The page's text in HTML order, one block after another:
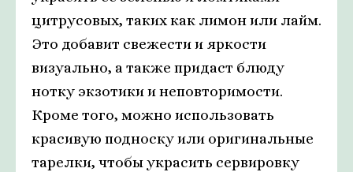
цитрусовых, таких как лимон или лайм.
Это добавит свежести и яркости
визуально, а также придаст блюду
нотку экзотики и неповторимости.
Кроме того, можно использовать
красивую подноску или оригинальные
тарелки, чтобы украсить сервировку